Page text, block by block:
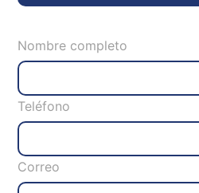
Nombre completo
Teléfono
Correo